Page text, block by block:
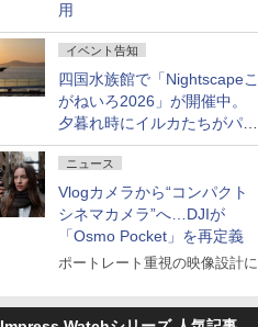
用
イベント告知
四国水族館で「Nightscapeこ
がねいろ2026」が開催中。
夕暮れ時にイルカたちがパフ
ォーマンスを繰り広げる
ニュース
Vlogカメラから“コンパクト
シネマカメラ”へ…DJIが
「Osmo Pocket」を再定義
ポートレート重視の映像設計に